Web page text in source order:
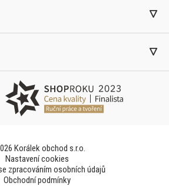
Korálek obchod s.r.o.
Nastavení cookies
zpracováním osobních údajů
Obchodní podmínky